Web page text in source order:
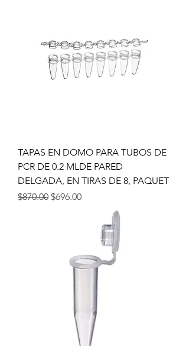
TAPAS EN DOMO PARA TUBOS DE
PCR DE 0.2 MLDE PARED
DELGADA, EN TIRAS DE 8, PAQUET
Precio
$870.00 Precio de oferta
$696.00